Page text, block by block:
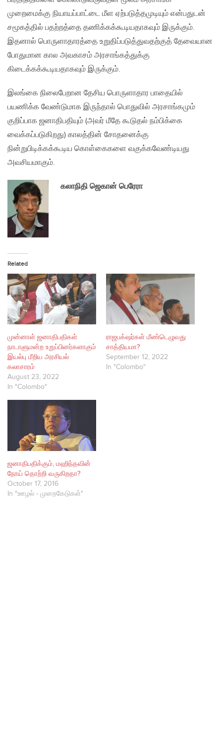
முறைமைக்கு நியாயப்பாட்டை மீள ஏற்படுத்தமுடியும் என்பதுடன்
சமூகத்தில் பதற்றத்தை தணிக்கக்கூடியதாகவும் இருக்கும்.
இதனால் பொருளாதாரத்தை உறுதிப்படுத்துவதற்குத் தேவையான
போதுமான கால அவகாசம் அரசாங்கத்துக்கு
கிடைக்கக்கூடியதாகவும் இருக்கும்.
இலங்கை நிலைபேறான தேசிய பொருளாதார பாதையில்
பயணிக்க வேண்டுமாக இருந்தால் பொதுவில் அரசாங்கமும்
குறிப்பாக ஜனாதிபதியும் (அவர் மீதே கூடுதல் நம்பிக்கை
வைக்கப்படுகிறது) காலத்தின் சோதனைக்கு
நின்றுபிடிக்கக்கூடிய கொள்கைகளை வகுக்கவேண்டியது
அவசியமாகும்.
கலாநிதி ஜெகான் பெரேரா
Related
முன்னாள் ஜனாதிபதிகள்
நாடாளுமன்ற உறுப்பினர்களாகும்
இயல்பு மீறிய அரசியல்
கலாசாரம்
August 23, 2022
In "Colombo"
ராஜபக்‌ஷர்கள் மீண்டெழுவது
சாத்தியமா?
September 12, 2022
In "Colombo"
ஜனாதிபதிக்கும், மஹிந்தவின்
நோய் தொற்றி வருகிறதா?
October 17, 2016
In "ஊழல் - முறைகேடுகள்"